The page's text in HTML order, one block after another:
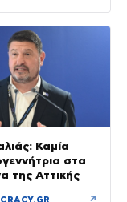
Καμία
στα
της Αττικής
↗